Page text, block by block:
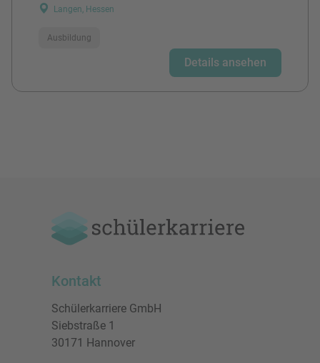
Langen, Hessen
Ausbildung
Details ansehen
Kontakt
Schülerkarriere GmbH
Siebstraße 1
30171 Hannover